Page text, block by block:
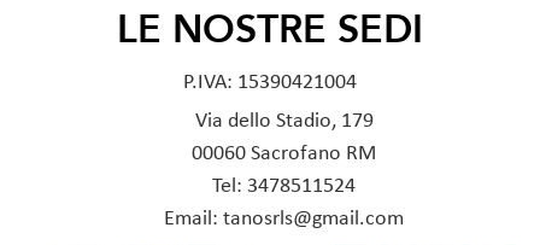
LE NOSTRE SEDI
P.IVA: 15390421004
Via dello Stadio, 179
00060 Sacrofano RM
Tel: 3478511524
Email: tanosrls@gmail.com